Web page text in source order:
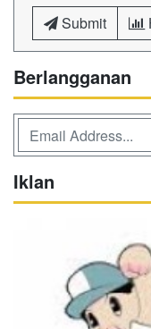
Submit
Berlangganan
Iklan